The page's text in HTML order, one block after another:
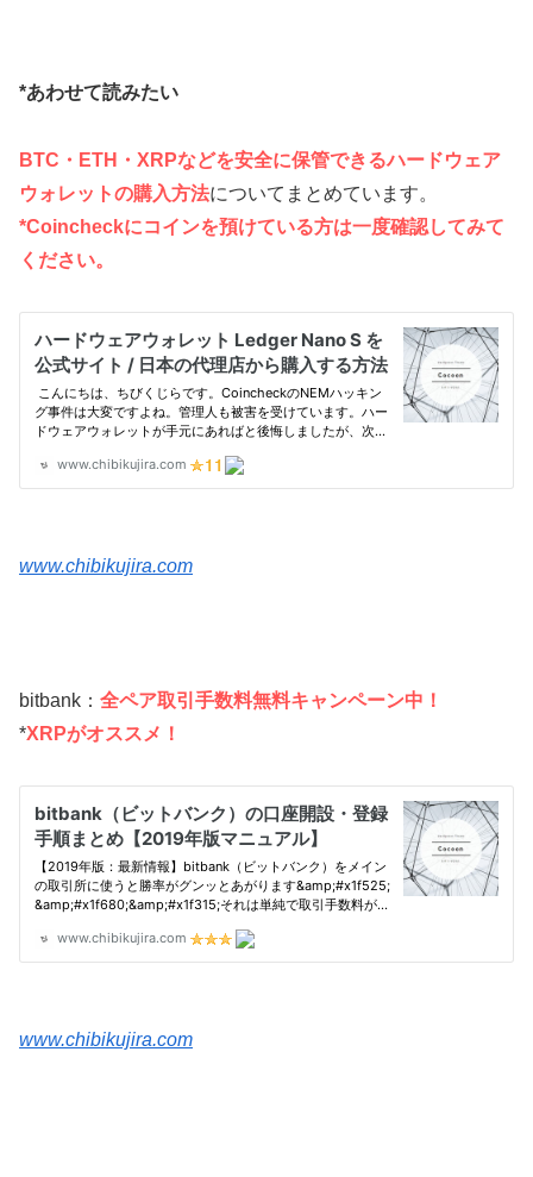
*あわせて読みたい
BTC・ETH・XRPなどを安全に保管できるハードウェア
ウォレットの購入方法についてまとめています。
*Coincheckにコインを預けている方は一度確認してみて
ください。
www.chibikujira.com
bitbank： 全ペア取引手数料無料キャンペーン中！
*XRPがオススメ！
www.chibikujira.com